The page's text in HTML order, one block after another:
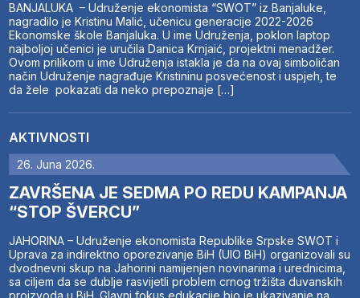
BANJALUKA – Udruženje ekonomista “SWOT” iz Banjaluke,
nagradilo je Kristinu Malić, učenicu generacije 2022-2026
Ekonomske škole Banjaluka. U ime Udruženja, poklon laptop
najboljoj učenici je uručila Danica Krnjaić, projektni menadžer.
Ovom prilikom u ime Udruženja istakla je da na ovaj simboličan
način Udruženje nagrađuje Kristininu posvećenost i uspjeh, te
da žele pokazati da neko prepoznaje […]
AKTIVNOSTI
26. Juna 2026.
ZAVRŠENA JE SEDMA PO REDU KAMPANJA
“STOP ŠVERCU”
JAHORINA – Udruženje ekonomista Republike Srpske SWOT i
Uprava za indirektno oporezivanje BiH (UIO BiH) organizovali su
dvodnevni skup na Jahorini namijenjen novinarima i urednicima,
sa ciljem da se dublje rasvijetli problem crnog tržišta duvanskih